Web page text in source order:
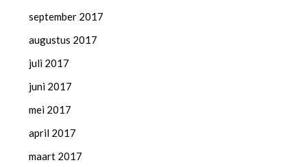
september 2017
augustus 2017
juli 2017
juni 2017
mei 2017
april 2017
maart 2017